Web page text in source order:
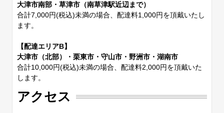
大津市南部・草津市（南草津駅近辺まで）
合計7,000円(税込)未満の場合、配達料1,000円を頂戴いたし
ます。
【配達エリアB】
大津市（北部）・栗東市・守山市・野洲市・湖南市
合計10,000円(税込)未満の場合、配達料2,000円を頂戴いた
します。
アクセス